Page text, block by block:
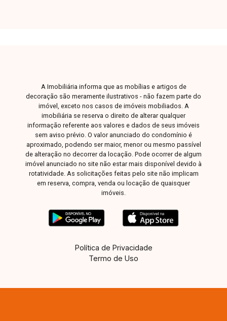
A Imobiliária informa que as mobílias e artigos de
decoração são meramente ilustrativos - não fazem parte do
imóvel, exceto nos casos de imóveis mobiliados. A
imobiliária se reserva o direito de alterar qualquer
informação referente aos valores e dados de seus imóveis
sem aviso prévio. O valor anunciado do condomínio é
aproximado, podendo ser maior, menor ou mesmo passível
de alteração no decorrer da locação. Pode ocorrer de algum
imóvel anunciado no site não estar mais disponível devido à
rotatividade. As solicitações feitas pelo site não implicam
em reserva, compra, venda ou locação de quaisquer
imóveis.
Política de Privacidade
Termo de Uso